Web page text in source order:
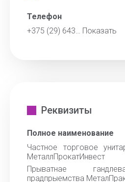
Телефон
+375 (29) 643… Показать
Реквизиты
Полное наименование
Частное торговое
МеталлПрокатИнвест
Прыватнае
прадпрыемства